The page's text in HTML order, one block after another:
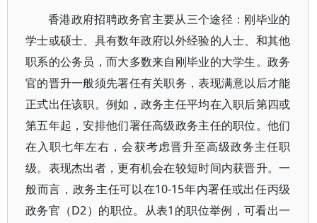
香港政府招聘政务官主要从三个途径：刚毕业的
学士或硕士、具有数年政府以外经验的人士、和其他
职系的公务员，而大多数来自刚毕业的大学生。政务
官的晋升一般须先署任有关职务，表现满意以后才能
正式出任该职。例如，政务主任平均在入职后第四或
第五年起，安排他们署任高级政务主任的职位。他们
在入职七年左右，会获考虑晋升至高级政务主任职
级。表现杰出者，更有机会在较短时间内获晋升。一
般而言，政务主任可以在10-15年内署任或出任丙级
政务官（D2）的职位。从表1的职位举例，可看出一